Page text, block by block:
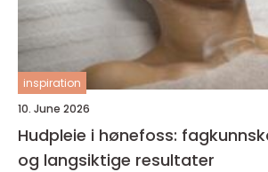
inspiration
10. June 2026
Hudpleie i hønefoss:
og langsiktige resultater